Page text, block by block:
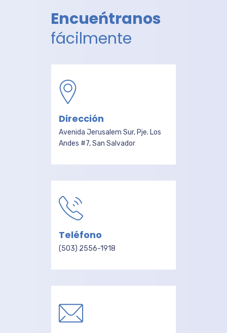
Encueńtranos
fácilmente
Dirección
Avenida Jerusalem Sur, Pje. Los
Andes #7, San Salvador
Teléfono
(503) 2556-1918